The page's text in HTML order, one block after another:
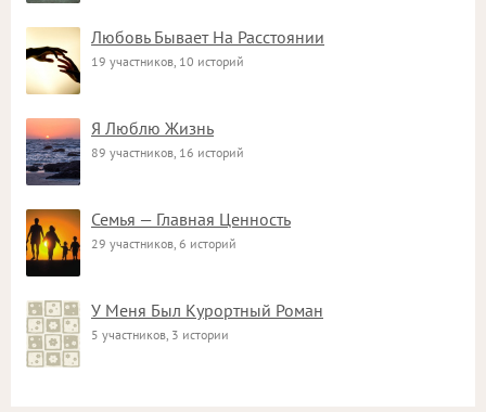
Любовь Бывает На Расстоянии
19 участников, 10 историй
Я Люблю Жизнь
89 участников, 16 историй
Семья — Главная Ценность
29 участников, 6 историй
У Меня Был Курортный Роман
5 участников, 3 истории